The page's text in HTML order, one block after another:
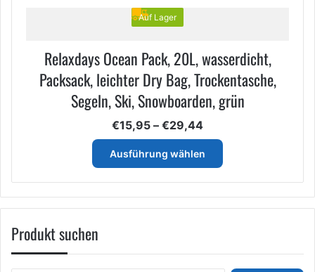
Auf Lager
Relaxdays Ocean Pack, 20L, wasserdicht,
Packsack, leichter Dry Bag, Trockentasche,
Segeln, Ski, Snowboarden, grün
€15,95 – €29,44Preisspanne:
€15,95
bis
€29,44
Ausführung wählen
Dieses
Produkt suchen